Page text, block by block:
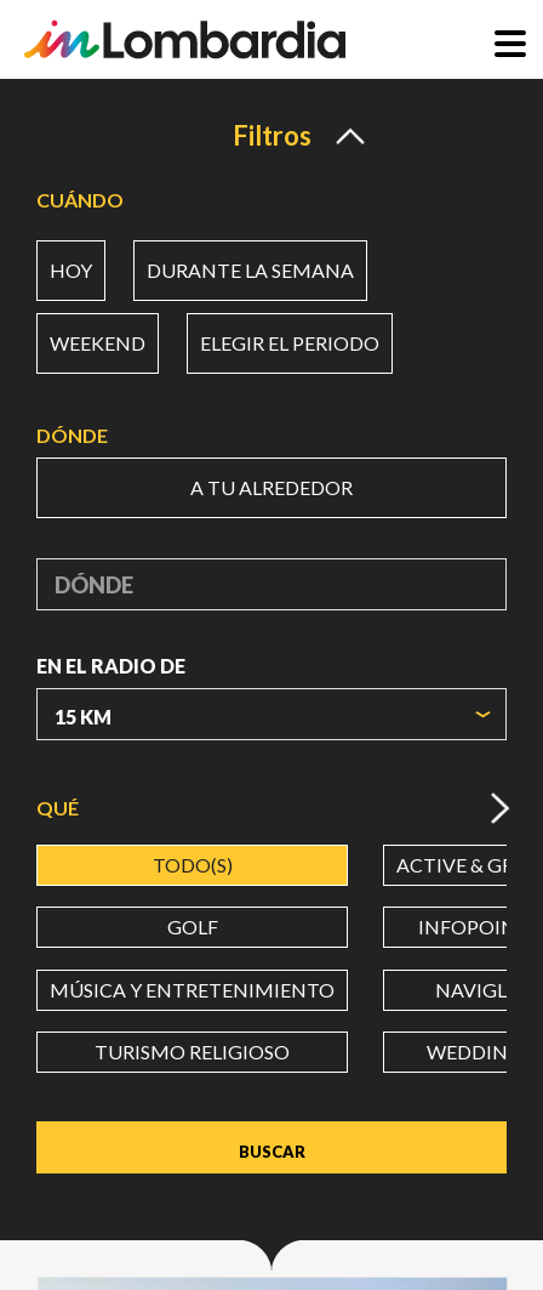
principal
Filtros
CUÁNDO
HOY DURANTE LA SEMANA
WEEKEND ELEGIR EL PERIODO
DÓNDE
A TU ALREDEDOR
DÓNDE
EN EL RADIO DE
LONGITUD
Value in decimal degrees. Use dot (.) as decimal separator.
QUÉ
TODO(S) ACTIVE &
GOLF INFOPOINT
MÚSICA Y ENTRETENIMIENTO NAVIGLI
TURISMO RELIGIOSO WEDDING